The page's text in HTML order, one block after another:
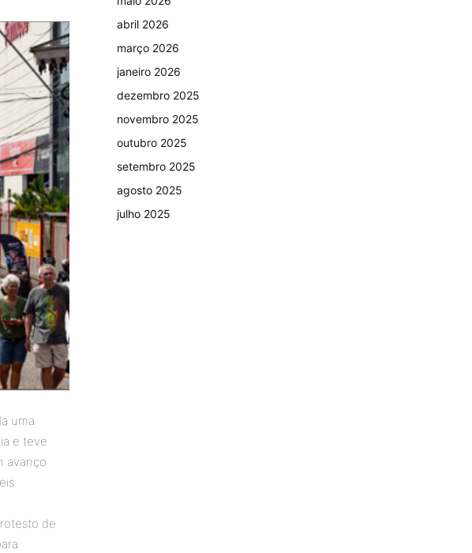
uma
e teve
avanço
de
abril 2026
março 2026
janeiro 2026
dezembro 2025
novembro 2025
outubro 2025
setembro 2025
agosto 2025
julho 2025